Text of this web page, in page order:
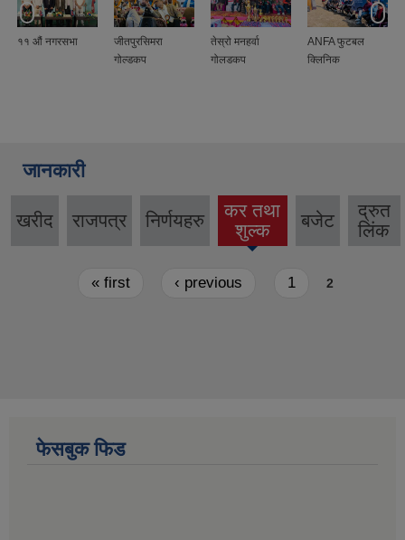
११ ‍‌औं नगरसभा
जीतपुरसिमरा
गोल्डकप
तेस्रो मनहर्वा
गोलडकप
ANFA फुटबल
क्लिनिक
जानकारी
खरीद राजपत्र निर्णयहरु
कर तथा
शुल्क
बजेट
द्रुत
लिंक
« first ‹ previous 1 2
फेसबुक फिड